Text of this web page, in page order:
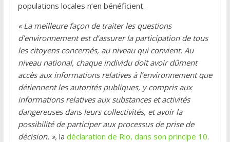
populations locales n’en bénéficient.
« La meilleure façon de traiter les questions
d’environnement est d’assurer la participation de tous
les citoyens concernés, au niveau qui convient. Au
niveau national, chaque individu doit avoir dûment
accès aux informations relatives à l’environnement que
détiennent les autorités publiques, y compris aux
informations relatives aux substances et activités
dangereuses dans leurs collectivités, et avoir la
possibilité de participer aux processus de prise de
décision. », la déclaration de Rio, dans son principe 10.